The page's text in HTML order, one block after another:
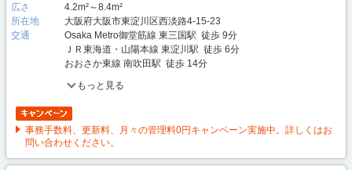
広さ
4.2m²～8.4m²
所在地
大阪府大阪市東淀川区西淡路4-15-23
交通
Osaka Metro御堂筋線 東三国駅 徒歩 9分
ＪＲ東海道・山陽本線 東淀川駅 徒歩 6分
おおさか東線 南吹田駅 徒歩 14分
もっと見る
事務手数料、更新料、月々の管理料0円キャンペーン実施中。詳しくはお
問い合わせください。